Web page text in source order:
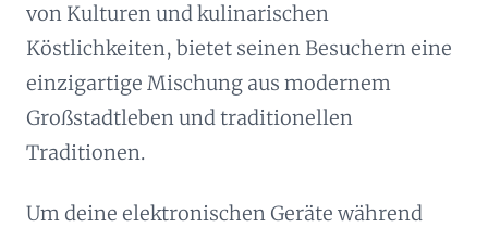
von Kulturen und kulinarischen
Köstlichkeiten, bietet seinen Besuchern eine
einzigartige Mischung aus modernem
Großstadtleben und traditionellen
Traditionen.
Um deine elektronischen Geräte während